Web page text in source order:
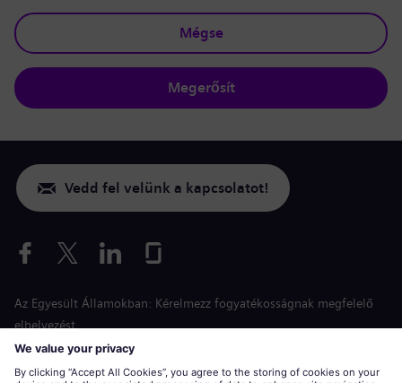
Mégse
Megerősít
Vedd fel velünk a kapcsolatot!
Az Egyesült Államokban: Kérelmezz fogyatékosságnak megfelelő
elhelyezést
Esélyegyenlőség a jelentkezés során
siemens-energy.comGlobális weboldal